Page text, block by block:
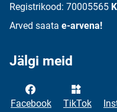
Registrikood: 70005565
Arved saata e-arvena!
Jälgi meid
Facebook TikTok